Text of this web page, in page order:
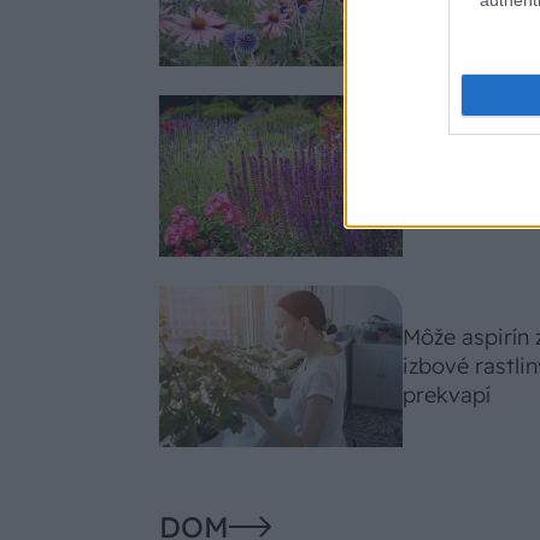
slnko svieti
fialových
Môže
izbové
prekvapí
DOM